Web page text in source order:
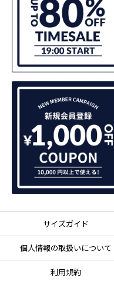
サイズガイド
個人情報の取扱いについて
利用規約